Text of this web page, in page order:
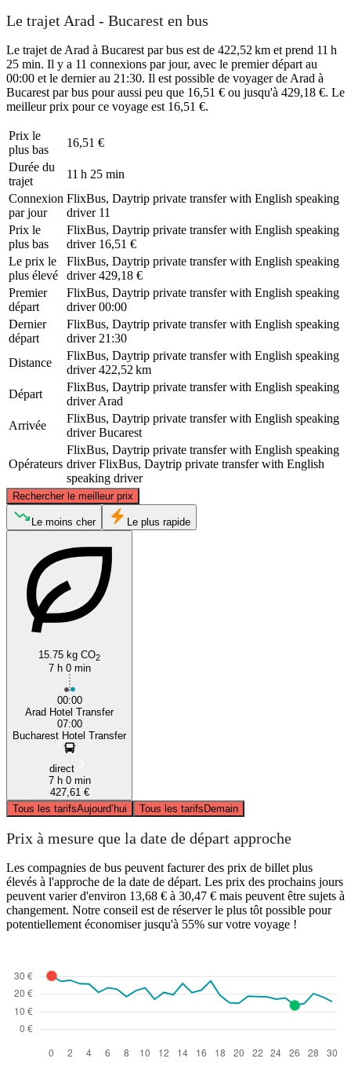
Le trajet Arad - Bucarest en bus
Le trajet de Arad à Bucarest par bus est de 422,52 km et prend 11 h
25 min. Il y a 11 connexions par jour, avec le premier départ au
00:00 et le dernier au 21:30. Il est possible de voyager de Arad à
Bucarest par bus pour aussi peu que 16,51 € ou jusqu'à 429,18 €. Le
meilleur prix pour ce voyage est 16,51 €.
Prix ​​le
plus bas
16,51 €
Durée du
trajet
11 h 25 min
Connexion
par jour
FlixBus, Daytrip private transfer with English speaking
driver 11
Prix ​​le
plus bas
FlixBus, Daytrip private transfer with English speaking
driver 16,51 €
Le prix le
plus élevé
FlixBus, Daytrip private transfer with English speaking
driver 429,18 €
Premier
départ
FlixBus, Daytrip private transfer with English speaking
driver 00:00
Dernier
départ
FlixBus, Daytrip private transfer with English speaking
driver 21:30
Distance
FlixBus, Daytrip private transfer with English speaking
driver 422,52 km
Départ
FlixBus, Daytrip private transfer with English speaking
driver Arad
Arrivée
FlixBus, Daytrip private transfer with English speaking
driver Bucarest
Opérateurs
FlixBus, Daytrip private transfer with English speaking
driver FlixBus, Daytrip private transfer with English
speaking driver
Rechercher le meilleur prix
Arad
Le moins cher Le plus rapide
15.75 kg CO2
7 h 0 min
00:00
Arad Hotel Transfer
07:00
Bucharest Hotel Transfer
direct
7 h 0 min
427,61 €
Tous les tarifsAujourd’hui Tous les tarifsDemain
Prix à mesure que la date de départ approche
Les compagnies de bus peuvent facturer des prix de billet plus
élevés à l'approche de la date de départ. Les prix des prochains jours
peuvent varier d'environ 13,68 € à 30,47 € mais peuvent être sujets à
changement. Notre conseil est de réserver le plus tôt possible pour
potentiellement économiser jusqu'à 55% sur votre voyage !